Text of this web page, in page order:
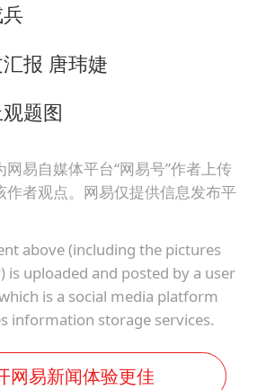
报 唐玮婕
题图
易自媒体平台“网易号”作者上传
作者观点。网易仅提供信息发布平
above (including the pictures
is uploaded and posted by a user
is a social media platform
information storage services.
网易新闻体验更佳